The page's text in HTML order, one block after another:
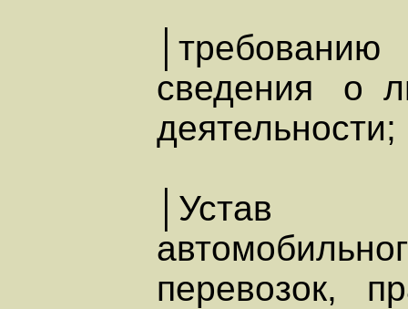
│требованию
сведения о
│Устав
перевозок,